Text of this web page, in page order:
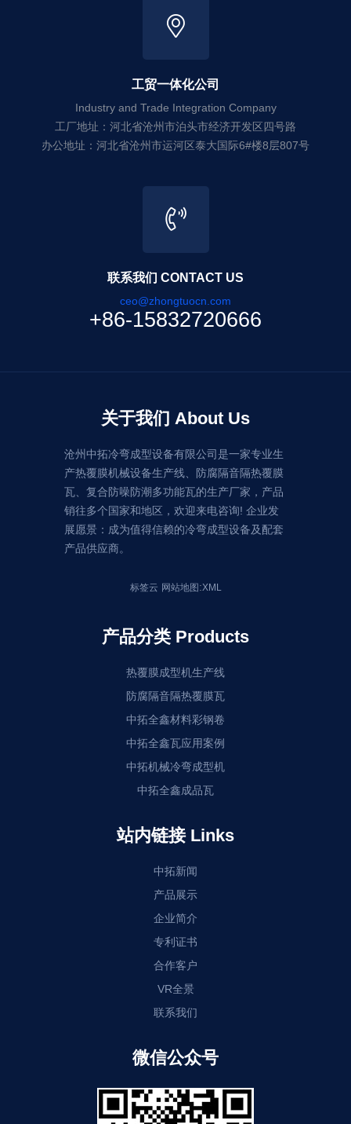
工贸一体化公司
Industry and Trade Integration Company
工厂地址：河北省沧州市泊头市经济开发区四号路
办公地址：河北省沧州市运河区泰大国际6#楼8层807号
联系我们 CONTACT US
ceo@zhongtuocn.com
+86-15832720666
关于我们 About Us
沧州中拓冷弯成型设备有限公司是一家专业生
产热覆膜机械设备生产线、防腐隔音隔热覆膜
瓦、复合防噪防潮多功能瓦的生产厂家，产品
销往多个国家和地区，欢迎来电咨询! 企业发
展愿景：成为值得信赖的冷弯成型设备及配套
产品供应商。
标签云 网站地图 :XML
产品分类 Products
热覆膜成型机生产线
防腐隔音隔热覆膜瓦
中拓全鑫材料彩钢卷
中拓全鑫瓦应用案例
中拓机械冷弯成型机
中拓全鑫成品瓦
站内链接 Links
中拓新闻
产品展示
企业简介
专利证书
合作客户
VR全景
联系我们
微信公众号